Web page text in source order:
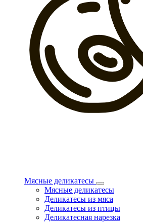
Мясные деликатесы
Мясные деликатесы
Деликатесы из мяса
Деликатесы из птицы
Деликатесная нарезка